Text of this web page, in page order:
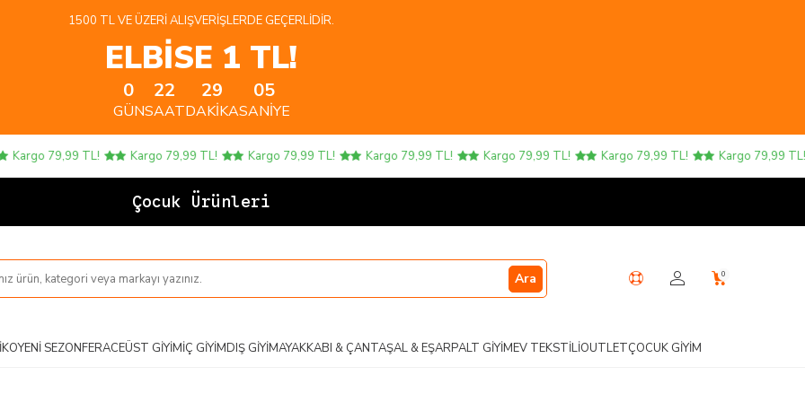
1500 TL VE ÜZERI ALIŞVERIŞLERDE GEÇERLIDIR.
ELBİSE 1 TL!
0
GÜN
22
SAAT
29
DAKIKA
05
SANIYE
79,99 TL! Kargo 79,99 TL! Kargo 79,99 TL! Kargo 79,99 TL! Kargo 79,99 TL! Kargo 79,99 TL! Kargo 79,99 TL!
Çocuk Ürünlerinde 4
Ara 0
YENI SEZONFERACEÜST GIYIMİÇ GIYIMDIŞ GIYIMAYAKKABI & ÇANTAŞAL & EŞARPALT GIYIMEV TEKSTILIOUTLETÇOCUK GIYIM